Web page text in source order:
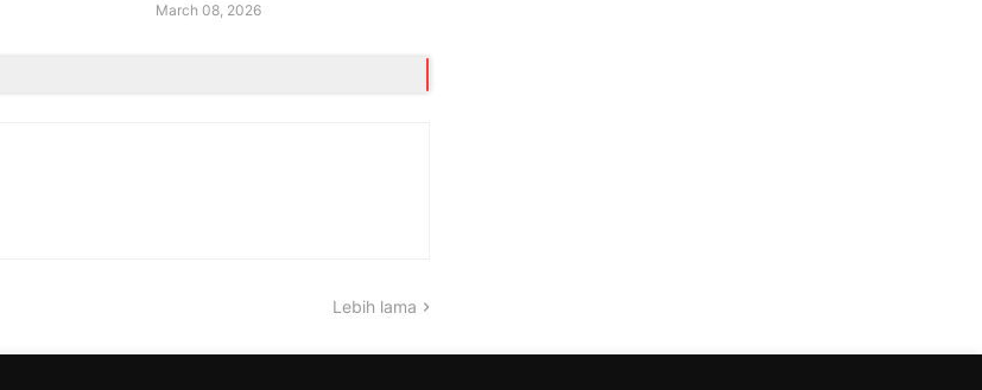
March 08, 2026
Lebih lama